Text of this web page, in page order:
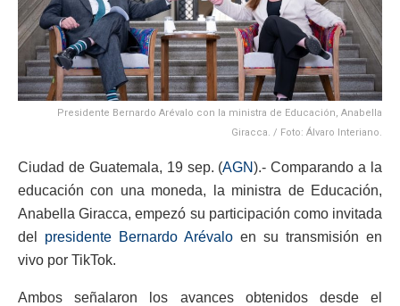
Presidente Bernardo Arévalo con la ministra de Educación, Anabella
Giracca. / Foto: Álvaro Interiano.
Ciudad de Guatemala, 19 sep. (AGN).- Comparando a la
educación con una moneda, la ministra de Educación,
Anabella Giracca, empezó su participación como invitada
del presidente Bernardo Arévalo en su transmisión en
vivo por TikTok.
Ambos señalaron los avances obtenidos desde el